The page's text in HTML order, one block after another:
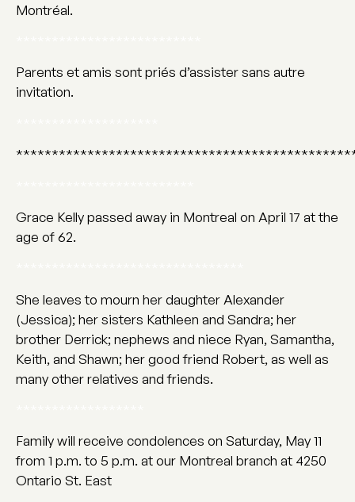
Montréal.
Parents et amis sont priés d’assister sans autre
invitation.
Grace Kelly passed away in Montreal on April 17 at the
age of 62.
She leaves to mourn her daughter Alexander
(Jessica); her sisters Kathleen and Sandra; her
brother Derrick; nephews and niece Ryan, Samantha,
Keith, and Shawn; her good friend Robert, as well as
many other relatives and friends.
Family will receive condolences on Saturday, May 11
from 1 p.m. to 5 p.m. at our Montreal branch at 4250
Ontario St. East